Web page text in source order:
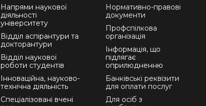
Напрями наукової
діяльності
університету
Відділ аспірантури та
докторантури
Відділ наукової
роботи студентів
Інноваційна, науково-
технічна діяльність
Спеціалізовані вчені
Нормативно-правові
документи
Профспілкова
організація
Інформація, що
підлягає
оприлюдненню
Банківські реквізити
для оплати послуг
Для осіб з